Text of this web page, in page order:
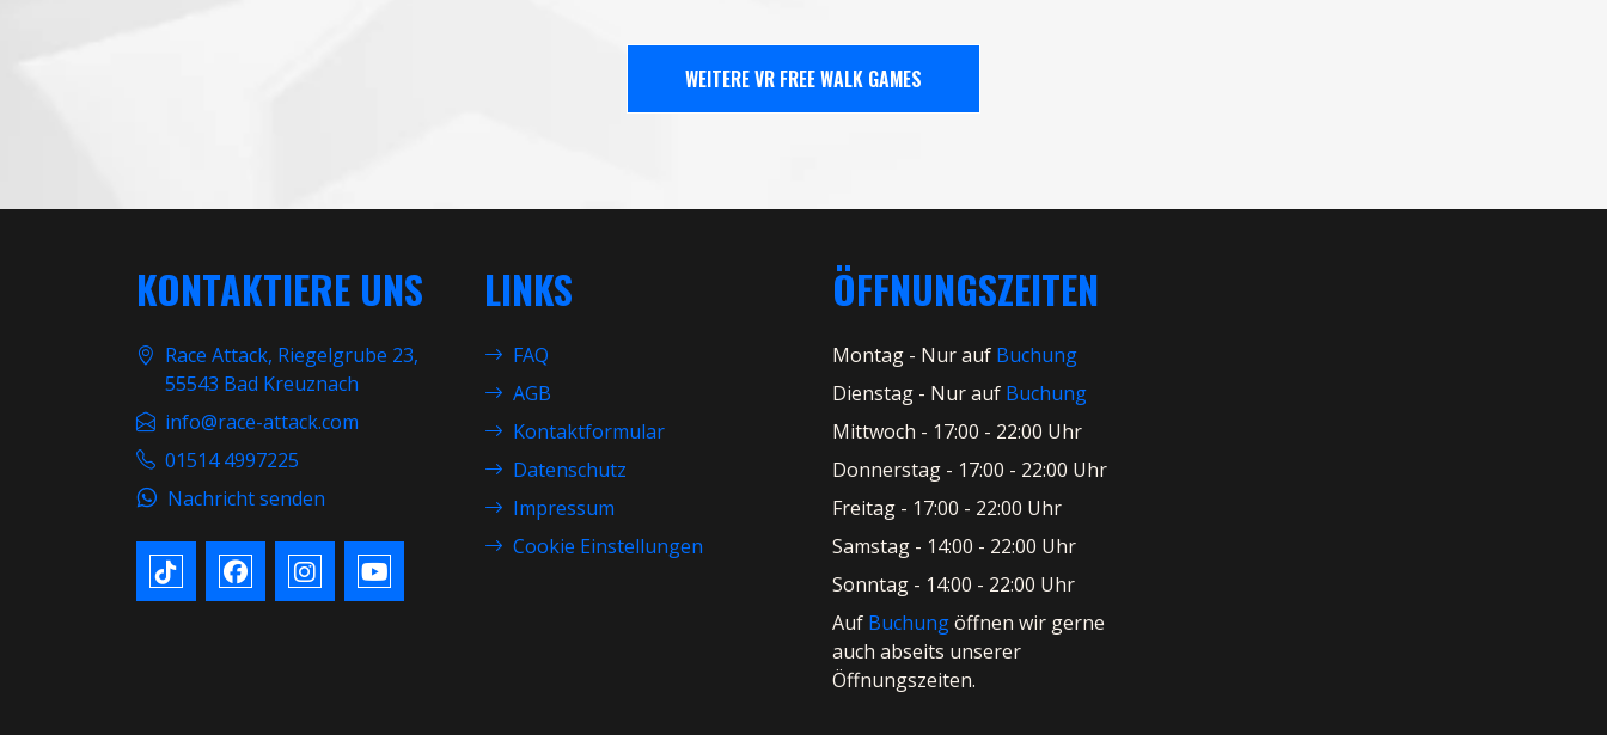
WEITERE VR FREE WALK GAMES
KONTAKTIERE UNS
Race Attack, Riegelgrube 23,
55543 Bad Kreuznach
info@race-attack.com
01514 4997225
Nachricht senden
LINKS
FAQ
AGB
Kontaktformular
Datenschutz
Impressum
Cookie Einstellungen
ÖFFNUNGSZEITEN
Montag - Nur auf Buchung
Dienstag - Nur auf Buchung
Mittwoch - 17:00 - 22:00 Uhr
Donnerstag - 17:00 - 22:00 Uhr
Freitag - 17:00 - 22:00 Uhr
Samstag - 14:00 - 22:00 Uhr
Sonntag - 14:00 - 22:00 Uhr
Auf Buchungöffnen wir gerne
auch abseits unserer
Öffnungszeiten.